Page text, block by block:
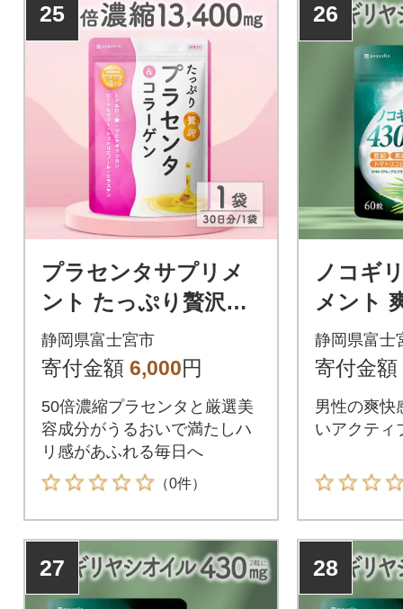
25
プラセンタサプリメ
ント たっぷり贅沢プ
ラセンタ&コラーゲン
1袋 (30日)
静岡県富士宮市
寄付金額 6,000円
50倍濃縮プラセンタと厳選美
容成分がうるおいで満たしハ
リ感があふれる毎日へ
（0件）
26
ノコギ
メント
ヤシ430
袋 (30日)
静岡県富士
寄付金額
男性の爽快
いアクティ
27 28